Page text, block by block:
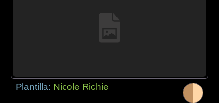
Plantilla: Nicole Richie